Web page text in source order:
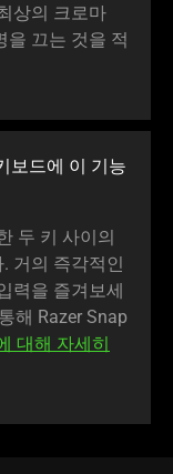
상의 크로마
을 끄는 것을 적
보드에 이 기능
두 키 사이의
거의 즉각적인
력을 즐겨보세
해 Razer Snap
대해 자세히